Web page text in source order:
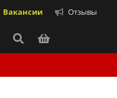
Вакансии Отзывы